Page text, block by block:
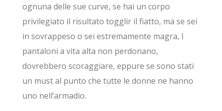
ognuna delle sue curve, se hai un corpo
privilegiato il risultato togglir il fiatto, ma se sei
in sovrappeso o sei estremamente magra, I
pantaloni a vita alta non perdonano,
dovrebbero scoraggiare, eppure se sono stati
un must al punto che tutte le donne ne hanno
uno nell’armadio.